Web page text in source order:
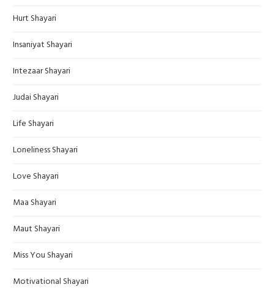
Hurt Shayari
Insaniyat Shayari
Intezaar Shayari
Judai Shayari
Life Shayari
Loneliness Shayari
Love Shayari
Maa Shayari
Maut Shayari
Miss You Shayari
Motivational Shayari